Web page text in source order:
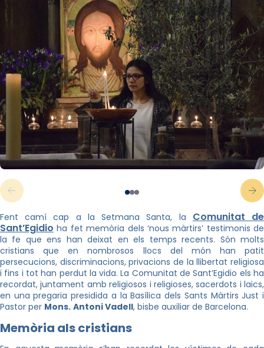
Fent camí cap a la Setmana Santa, la Comunitat de
Sant’Egidio ha fet memòria dels ‘nous màrtirs’ testimonis de
la fe que ens han deixat en els temps recents. Són molts
cristians que en nombrosos llocs del món han patit
persecucions, discriminacions, privacions de la llibertat religiosa
i fins i tot han perdut la vida. La Comunitat de Sant’Egidio els ha
recordat, juntament amb religiosos i religioses, sacerdots i laics,
en una pregaria presidida a la Basílica dels Sants Màrtirs Just i
Pastor per Mons. Antoni Vadell, bisbe auxiliar de Barcelona.
Memòria als cristians